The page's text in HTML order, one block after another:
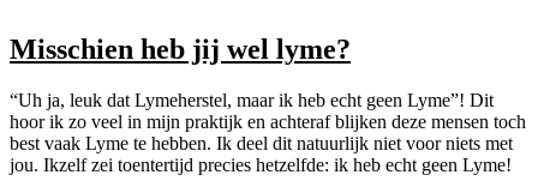
Misschien heb jij wel lyme?
“Uh ja, leuk dat Lymeherstel, maar ik heb echt geen Lyme”! Dit
hoor ik zo veel in mijn praktijk en achteraf blijken deze mensen toch
best vaak Lyme te hebben. Ik deel dit natuurlijk niet voor niets met
jou. Ikzelf zei toentertijd precies hetzelfde: ik heb echt geen Lyme!